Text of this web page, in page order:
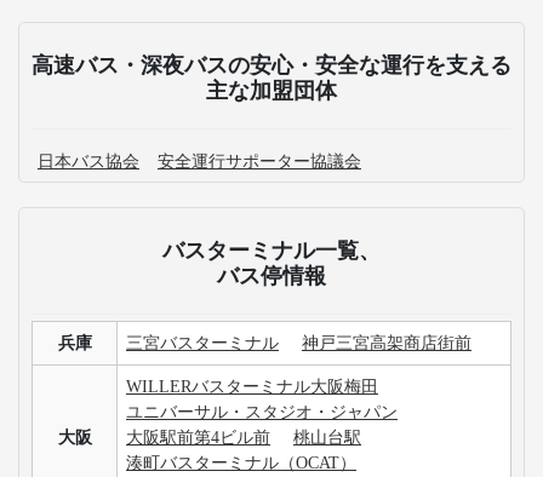
高速バス・深夜バスの安心・安全な運行を支える
主な加盟団体
日本バス協会 安全運行サポーター協議会
バスターミナル一覧、
バス停情報
兵庫 三宮バスターミナル 神戸三宮高架商店街前
大阪
WILLERバスターミナル大阪梅田
ユニバーサル・スタジオ・ジャパン
大阪駅前第4ビル前
桃山台駅
湊町バスターミナル（OCAT）